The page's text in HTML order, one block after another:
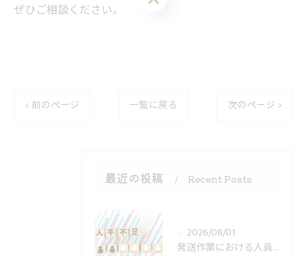
ぜひご相談ください。
< 前のページ 一覧に戻る 次のページ >
最近の投稿 Recent Posts
2026/08/01
発送作業における人員不足への対策